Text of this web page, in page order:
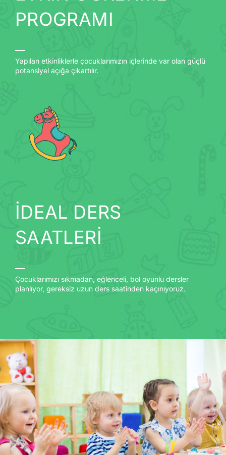
PROGRAMI
Yapılan etkinliklerle çocuklarımızın içlerinde var olan güçlü
potansiyel açığa çıkartılır.
İDEAL DERS
SAATLERİ
Çocuklarımızı sıkmadan, eğlenceli, bol oyunlu dersler
planlıyor, gereksiz uzun ders saatinden kaçınıyoruz.